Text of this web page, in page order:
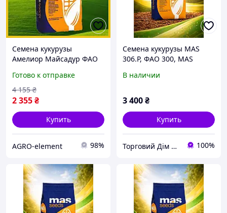
Семена кукурузы
Амелиор Майсадур ФАО
урожайности
Готово к отправке
2 355₴
4 155 ₴
Купить
AGRO-element 98%
Семена кукурузы MAS
306.P, ФАО 300, MAS
В наличии
3 400₴
Купить
Торговий Дім Насіння 100%